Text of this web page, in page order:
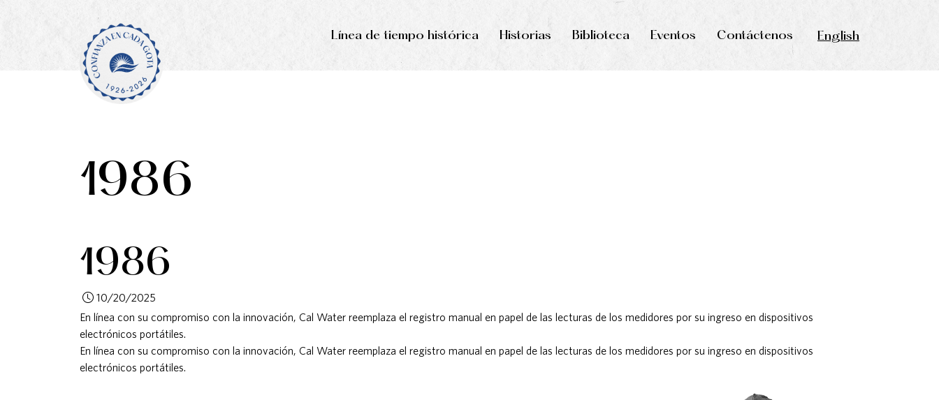
Línea de tiempo histórica Historias Biblioteca Eventos Contáctenos English
1986
1986
10/20/2025
En línea con su compromiso con la innovación, Cal Water reemplaza el registro manual en papel de las lecturas de los medidores por su ingreso en dispositivos
electrónicos portátiles.
En línea con su compromiso con la innovación, Cal Water reemplaza el registro manual en papel de las lecturas de los medidores por su ingreso en dispositivos
electrónicos portátiles.